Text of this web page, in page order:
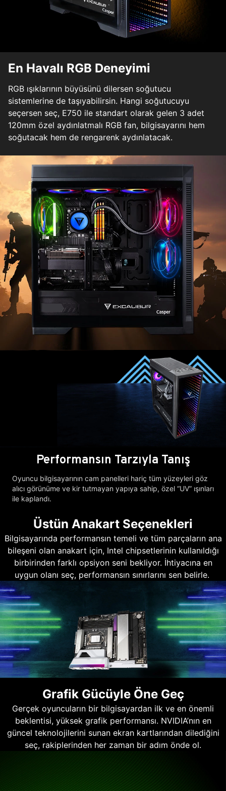
En Havalı RGB Deneyimi
RGB ışıklarının büyüsünü dilersen soğutucu
sistemlerine de taşıyabilirsin. Hangi soğutucuyu
seçersen seç, E750 ile standart olarak gelen 3 adet
120mm özel aydınlatmalı RGB fan, bilgisayarını hem
soğutacak hem de rengarenk aydınlatacak.
Performansın Tarzıyla Tanış
Oyuncu bilgisayarının cam panelleri hariç tüm yüzeyleri göz
alıcı görünüme ve kir tutmayan yapıya sahip, özel “UV” ışınları
ile kaplandı.
Üstün Anakart Seçenekleri
Bilgisayarında performansın temeli ve tüm parçaların ana
bileşeni olan anakart için, Intel chipsetlerinin kullanıldığı
birbirinden farklı opsiyon seni bekliyor. İhtiyacına en
uygun olanı seç, performansın sınırlarını sen belirle.
Grafik Gücüyle Öne Geç
Gerçek oyuncuların bir bilgisayardan ilk ve en önemli
beklentisi, yüksek grafik performansı. NVIDIA’nın en
güncel teknolojilerini sunan ekran kartlarından dilediğini
seç, rakiplerinden her zaman bir adım önde ol.